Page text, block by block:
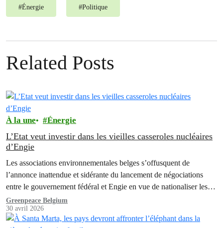
#Énergie #Politique
Related Posts
À la une Énergie
L’Etat veut investir dans les vieilles casseroles nucléaires
d’Engie
Les associations environnementales belges s’offusquent de
l’annonce inattendue et sidérante du lancement de négociations
entre le gouvernement fédéral et Engie en vue de nationaliser les
anciennes centrales nucléaires. Une décision qui constitue une
mauvaise nouvelle à la fois pour la transition énergétique, le climat,
mais aussi pour le contribuable.
Greenpeace Belgium
30 avril 2026